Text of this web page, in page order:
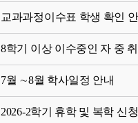
교과과정이수표 학생 확인
8학기 이상 이수중인 자 중
7월 ∼8월 학사일정 안내
2026-2학기 휴학 및 복학 신